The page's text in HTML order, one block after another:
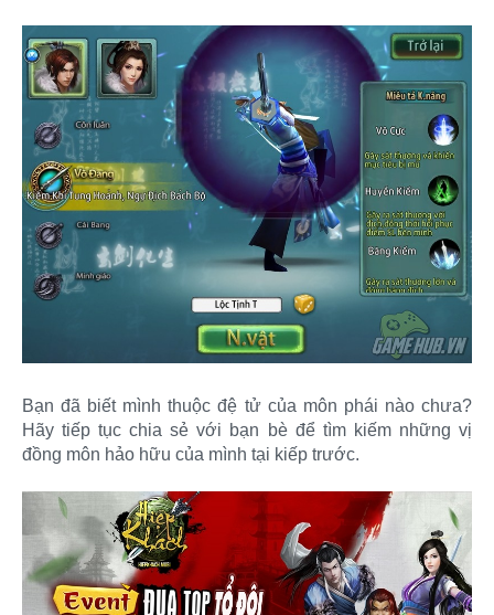
Bạn đã biết mình thuộc đệ tử của môn phái nào chưa?
Hãy tiếp tục chia sẻ với bạn bè để tìm kiếm những vị
đồng môn hảo hữu của mình tại kiếp trước.